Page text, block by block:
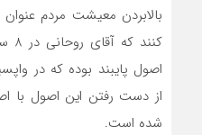
بالابردن معیشت مردم
اصول پایبند بوده که در
شده است.